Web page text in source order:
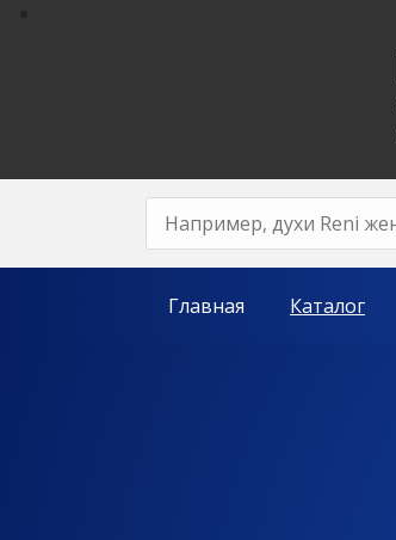
Главная Каталог